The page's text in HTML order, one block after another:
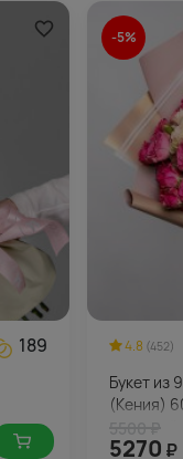
189
-5%
4.8 (452)
Букет из
(Кения)
5270 ₽